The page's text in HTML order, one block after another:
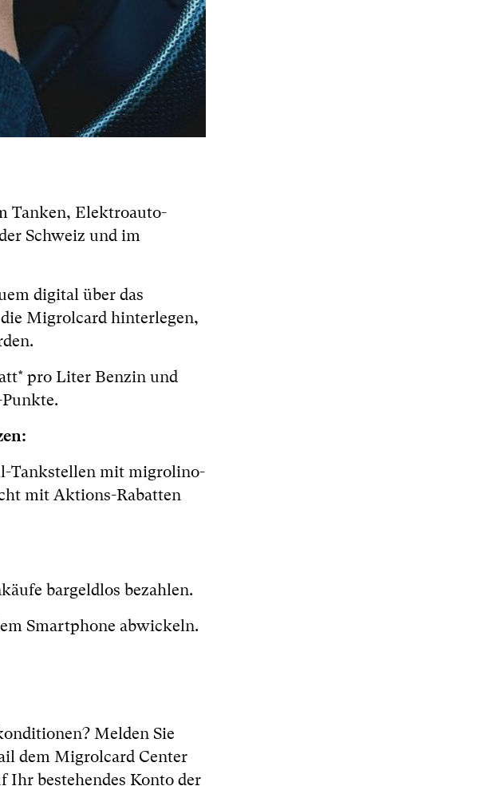
Tanken, Elektroauto-
Schweiz und im
digital über das
Migrolcard hinterlegen,
pro Liter Benzin und
Tankstellen mit migrolino-
mit Aktions-Rabatten
bargeldlos bezahlen.
Smartphone abwickeln.
Melden Sie
dem Migrolcard Center
bestehendes Konto der